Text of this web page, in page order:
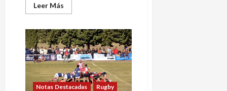
Leer Más
más
Huracán
anunció
a
su
nuevo
entrenador
Notas Destacadas Rugby